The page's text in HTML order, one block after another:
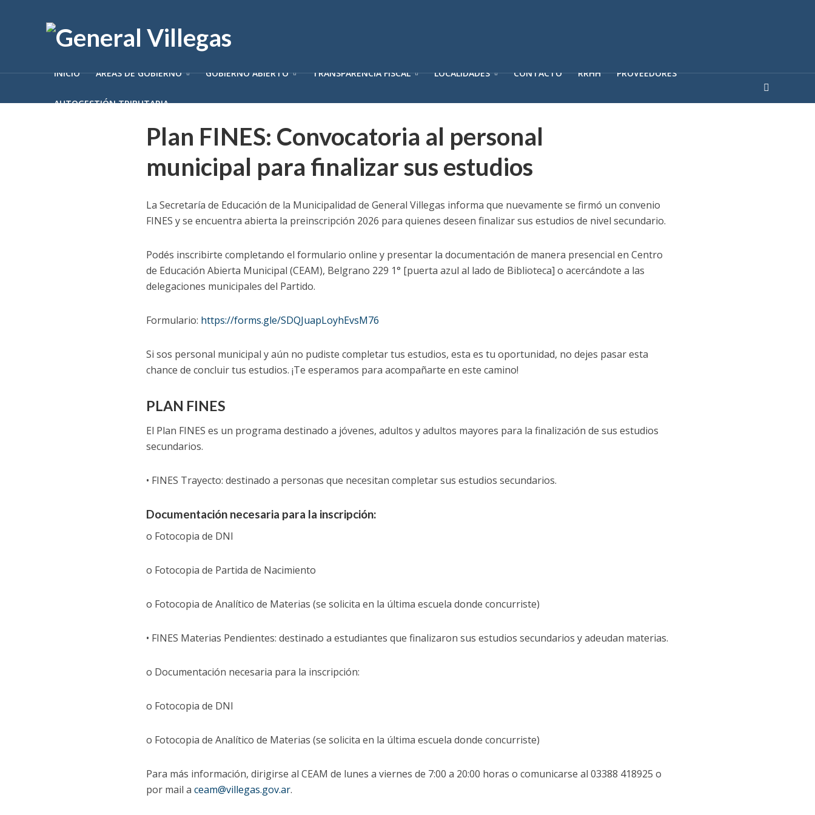
INICIO ÁREAS DE GOBIERNO GOBIERNO ABIERTO TRANSPARENCIA FISCAL LOCALIDADES CONTACTO RRHH PROVEEDORES
AUTOGESTIÓN TRIBUTARIA
Plan FINES: Convocatoria al personal
municipal para finalizar sus estudios
La Secretaría de Educación de la Municipalidad de General Villegas informa que nuevamente se firmó un convenio
FINES y se encuentra abierta la preinscripción 2026 para quienes deseen finalizar sus estudios de nivel secundario.
Podés inscribirte completando el formulario online y presentar la documentación de manera presencial en Centro
de Educación Abierta Municipal (CEAM), Belgrano 229 1° [puerta azul al lado de Biblioteca] o acercándote a las
delegaciones municipales del Partido.
Formulario: https://forms.gle/SDQJuapLoyhEvsM76
Si sos personal municipal y aún no pudiste completar tus estudios, esta es tu oportunidad, no dejes pasar esta
chance de concluir tus estudios. ¡Te esperamos para acompañarte en este camino!
PLAN FINES
El Plan FINES es un programa destinado a jóvenes, adultos y adultos mayores para la finalización de sus estudios
secundarios.
• FINES Trayecto: destinado a personas que necesitan completar sus estudios secundarios.
Documentación necesaria para la inscripción:
o Fotocopia de DNI
o Fotocopia de Partida de Nacimiento
o Fotocopia de Analítico de Materias (se solicita en la última escuela donde concurriste)
• FINES Materias Pendientes: destinado a estudiantes que finalizaron sus estudios secundarios y adeudan materias.
o Documentación necesaria para la inscripción:
o Fotocopia de DNI
o Fotocopia de Analítico de Materias (se solicita en la última escuela donde concurriste)
Para más información, dirigirse al CEAM de lunes a viernes de 7:00 a 20:00 horas o comunicarse al 03388 418925 o
por mail a ceam@villegas.gov.ar.